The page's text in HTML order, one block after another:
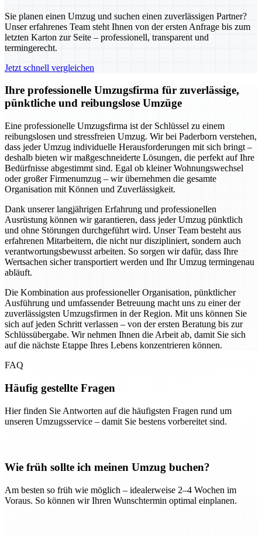
Sie planen einen Umzug und suchen einen zuverlässigen Partner?
Unser erfahrenes Team steht Ihnen von der ersten Anfrage bis zum
letzten Karton zur Seite – professionell, transparent und
termingerecht.
Jetzt schnell vergleichen
Ihre professionelle Umzugsfirma für zuverlässige,
pünktliche und reibungslose Umzüge
Eine professionelle Umzugsfirma ist der Schlüssel zu einem
reibungslosen und stressfreien Umzug. Wir bei Paderborn verstehen,
dass jeder Umzug individuelle Herausforderungen mit sich bringt –
deshalb bieten wir maßgeschneiderte Lösungen, die perfekt auf Ihre
Bedürfnisse abgestimmt sind. Egal ob kleiner Wohnungswechsel
oder großer Firmenumzug – wir übernehmen die gesamte
Organisation mit Können und Zuverlässigkeit.
Dank unserer langjährigen Erfahrung und professionellen
Ausrüstung können wir garantieren, dass jeder Umzug pünktlich
und ohne Störungen durchgeführt wird. Unser Team besteht aus
erfahrenen Mitarbeitern, die nicht nur diszipliniert, sondern auch
verantwortungsbewusst arbeiten. So sorgen wir dafür, dass Ihre
Wertsachen sicher transportiert werden und Ihr Umzug termingenau
abläuft.
Die Kombination aus professioneller Organisation, pünktlicher
Ausführung und umfassender Betreuung macht uns zu einer der
zuverlässigsten Umzugsfirmen in der Region. Mit uns können Sie
sich auf jeden Schritt verlassen – von der ersten Beratung bis zur
Schlüssübergabe. Wir nehmen Ihnen die Arbeit ab, damit Sie sich
auf die nächste Etappe Ihres Lebens konzentrieren können.
FAQ
Häufig gestellte Fragen
Hier finden Sie Antworten auf die häufigsten Fragen rund um
unseren Umzugsservice – damit Sie bestens vorbereitet sind.
Wie früh sollte ich meinen Umzug buchen?
Am besten so früh wie möglich – idealerweise 2–4 Wochen im
Voraus. So können wir Ihren Wunschtermin optimal einplanen.